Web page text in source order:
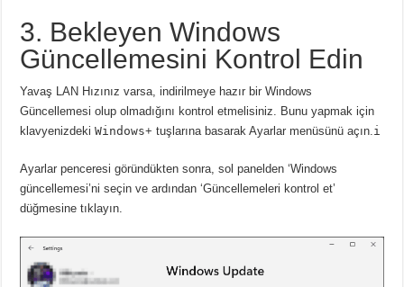
3. Bekleyen Windows
Güncellemesini Kontrol Edin
Yavaş LAN Hızınız varsa, indirilmeye hazır bir Windows
Güncellemesi olup olmadığını kontrol etmelisiniz.
Bunu yapmakiçin
klavyenizdekiWindows+ tuşlarına basarak Ayarlar menüsünü açın. i
Ayarlar penceresi göründükten sonra, sol panelden ‘Windows
güncellemesi’ni seçin ve ardından ‘Güncellemeleri kontrol et’
düğmesine tıklayın.